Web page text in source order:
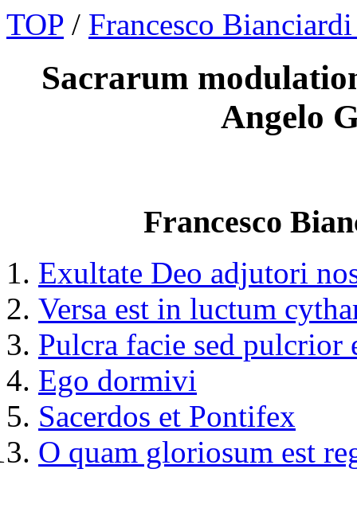
TOP / Francesco
Sacrarum
Angelo
Francesco
Exultate Deo adjutori
Versa est in luctum
Pulcra facie sed pulcrior
Ego dormivi
Sacerdos et Pontifex
O quam gloriosum est